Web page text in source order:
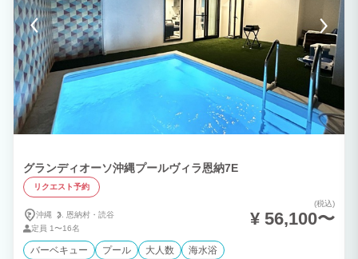
グランディオーソ沖縄プールヴィラ恩納7E
リクエスト予約
沖縄 恩納村・ 読谷
定員 1〜16名
(税込)
¥ 56,100〜
バーベキュー プール 大人数 海水浴